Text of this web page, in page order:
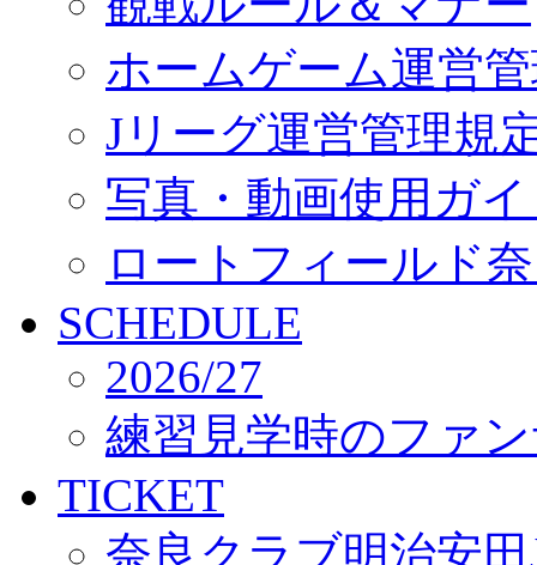
ホームゲーム運営
Jリーグ運営管理規
写真・動画使用ガ
ロートフィールド
SCHEDULE
2026/27
練習見学時のファ
TICKET
奈良クラブ明治安